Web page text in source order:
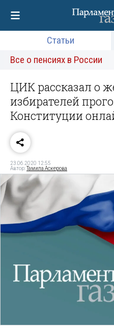
Статьи
Все о пенсиях в России
ЦИК рассказал о
избирателей
Конституции
23.06.2020 12:55
Автор:Тамила Аскерова